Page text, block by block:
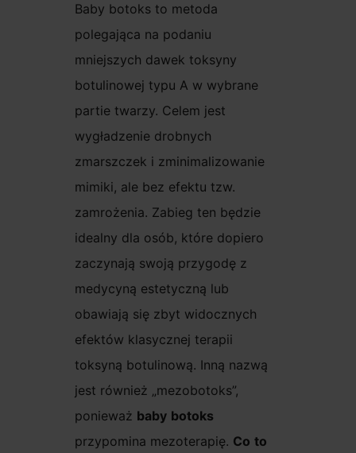
Baby botoks to metoda
polegająca na podaniu
mniejszych dawek toksyny
botulinowej typu A w wybrane
partie twarzy. Celem jest
wygładzenie drobnych
zmarszczek i zminimalizowanie
mimiki, ale bez efektu tzw.
zamrożenia. Zabieg ten będzie
idealny dla osób, które dopiero
zaczynają swoją przygodę z
medycyną estetyczną lub
obawiają się zbyt widocznych
efektów klasycznej terapii
toksyną botulinową. Inną nazwą
jest również „mezobotoks”,
ponieważ baby botoks
przypomina mezoterapię. Co to